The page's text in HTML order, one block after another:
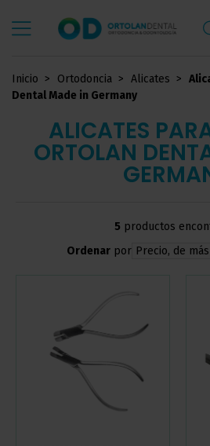
Inicio Ortodoncia Alicates
Dental Made in Germany
ALICATES
ORTOLAN
5 productos
Ordenar por